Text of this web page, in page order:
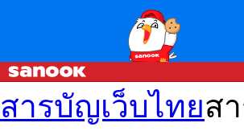
สารบัญเว็บไทยส